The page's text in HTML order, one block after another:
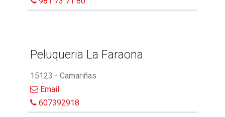
Peluqueria La Faraona
15123 - Camariñas
Email
607392918